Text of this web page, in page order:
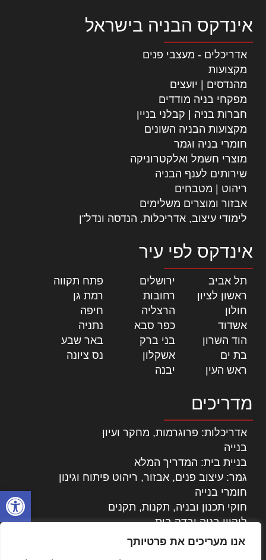
פתח
אנו מעריכים את פרטיותך
אינדקס הבניה בישראל
אדריכלים - מעצבי פנים
מקצועות
מהנדסים | יועצים
מפקחי בניה מודדים
חברות בניה | קבלני בניין
מקצועות הבניה השונים
חומרי בניה וגמר
מוצרי חשמל ואלקטרוניקה
שירותים לענף הבניה
ריהוט | מטבחים
אבזור ומוצרים משלימים
לימודי עיצוב, אדריכלות, הנדסה ונדל"ן
אינדקס לפי עיר
תל אביב ירושלים פתח תקווה
ראשון לציון
רחובות רמת גן
חולון
הרצליה חיפה
אשדוד
כפר סבא נתניה
הוד השרון
בני ברק באר שבע
בת ים
אשקלון נס ציונה
ראש העין
יבנה
מדריכים
אדריכלות: פרוגרמות, מחקר ועיון
בנייה
בניית בית: המדריך המלא
גמר: עיצוב פנים, אבזור, ריהוט פיתוח וגינון
חומרי בנייה
חוקי תכנון ובניה, תקנות, תקנים
ליקויי בניה ובדק בית
נדל"ן: זכויות, אגרות ועסקאות